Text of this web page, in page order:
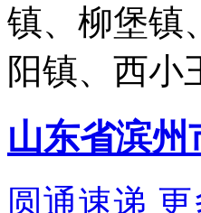
镇、柳堡镇
阳镇、西小
山东省滨州
圆通速递 更